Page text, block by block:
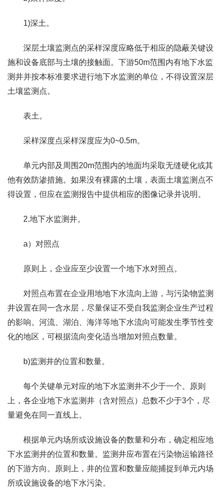
1)深土。
深层土壤监测点的采样深度应略低于相应的隐蔽关键设
施和设备底部与土壤的接触面。下游50m范围内有地下水监
测井并按本标准要求进行地下水监测的单位，不得设置深层
土壤监测点。
表土。
采样深度点采样深度应为0~0.5m。
单元内部及周围20m范围内的地面均采取无缝硬化或其
他有效防渗措施。如果没有裸露的土壤，表面土壤监测点不
得设置，但应在监测报告中提供相应的图像记录并说明。
2.地下水监测井。
a）对照点
原则上，企业应至少设置一个地下水对照点。
对照点布置在企业用地地下水流向上游，与污染物监测
井设置在同一含水层，尽量保证不受自我监测企业生产过程
的影响。河流、湖泊、海洋等地下水流向可能发生季节性变
化的地区，可根据流向变化适当增加对照点数量。
b)监测井的位置和数量。
每个关键单元对应的地下水监测井不少于一个。原则
上，各企业地下水监测井（含对照点）总数不少于3个，尽
量避免在同一直线上。
根据单元内场所或设施设备的数量和分布，确定相应地
下水监测井的位置和数量。监测井应布置在污染物运输路径
的下游方向。原则上，井的位置和数量应能捕捉到单元内场
所或设施设备的地下水污染。